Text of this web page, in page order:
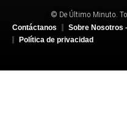
© De Último Minuto.
Contáctanos
Sobre Nosotros
Política de privacidad